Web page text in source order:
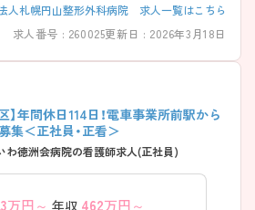
人札幌円山整形外科病院 求人一覧はこちら
求人番号 : 260025更新日 : 2026年3月18日
】年間休日114日！電車事業所前駅から
＜正社員・正看＞
徳洲会病院の看護師求人(正社員)
万円～ 年収 462万円～